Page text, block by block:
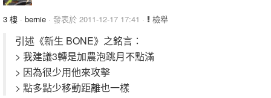
3 樓 · bernie · 發表於 2011-12-17 17:41 · 檢舉
引述《新生 BONE》之銘言：
> 我建議3轉是加農泡跳月不點滿
> 因為很少用他來攻擊
> 點多點少移動距離也一樣